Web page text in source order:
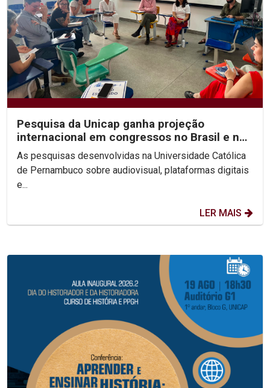
Pesquisa da Unicap ganha projeção
internacional em congressos no Brasil e no
México
As pesquisas desenvolvidas na Universidade Católica
de Pernambuco sobre audiovisual, plataformas digitais
e...
LER MAIS